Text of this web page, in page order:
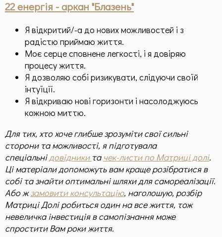
22 енергія - аркан "Блазень"
Я відкритий/-а до нових можливостей і з
радістю приймаю життя.
Моє серце сповнене легкості, і я довіряю
процесу життя.
Я дозволяю собі ризикувати, слідуючи своїй
інтуїції.
Я відкриваю нові горизонти і насолоджуюсь
кожною миттю.
Для тих, хто хоче глибше зрозуміти свої сильні
сторони та можливості, я підготувала
спеціальнідовідники та чек-листи по Матриці долі.
Ці матеріали допоможуть вам краще розібратися в
собі та знайти оптимальні шляхи для самореалізації.
Або жзамовити консультацію, наголошую, розбір
Матриці Долі робиться один на все життя, тож
невеличка інвестиція в самопізнання може
спростити Вам роки життя.